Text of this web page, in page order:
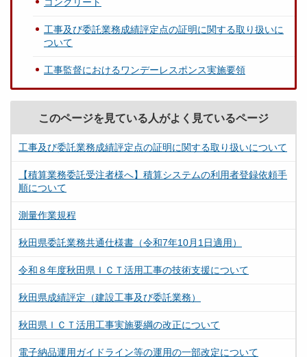
工事及び委託業務成績評定点の証明に関する取り扱いに
ついて
工事監督におけるワンデーレスポンス実施要領
このページを見ている人がよく見ているページ
工事及び委託業務成績評定点の証明に関する取り扱いについて
【積算業務委託受注者様へ】積算システムの利用者登録依頼手
順について
測量作業規程
秋田県委託業務共通仕様書（令和7年10月1日適用）
令和８年度秋田県ＩＣＴ活用工事の技術支援について
秋田県成績評定（建設工事及び委託業務）
秋田県ＩＣＴ活用工事実施要綱の改正について
電子納品運用ガイドライン等の運用の一部改定について